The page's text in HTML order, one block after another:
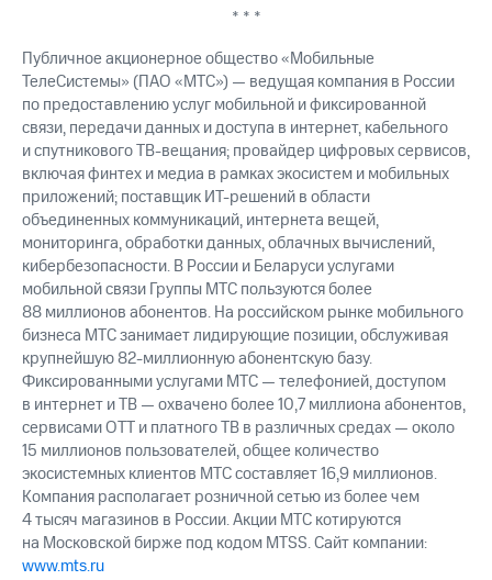
* * *
Публичное акционерное общество «Мобильные
ТелеСистемы» (ПАО «МТС») — ведущая компания в России
по предоставлению услуг мобильной и фиксированной
связи, передачи данных и доступа в интернет, кабельного
и спутникового ТВ-вещания; провайдер цифровых сервисов,
включая финтех и медиа в рамках экосистем и мобильных
приложений; поставщик ИТ-решений в области
объединенных коммуникаций, интернета вещей,
мониторинга, обработки данных, облачных вычислений,
кибербезопасности. В России и Беларуси услугами
мобильной связи Группы МТС пользуются более
88 миллионов абонентов. На российском рынке мобильного
бизнеса МТС занимает лидирующие позиции, обслуживая
крупнейшую 82-миллионную абонентскую базу.
Фиксированными услугами МТС — телефонией, доступом
в интернет и ТВ — охвачено более 10,7 миллиона абонентов,
сервисами OTT и платного ТВ в различных средах — около
15 миллионов пользователей, общее количество
экосистемных клиентов МТС составляет 16,9 миллионов.
Компания располагает розничной сетью из более чем
4 тысяч магазинов в России. Акции МТС котируются
на Московской бирже под кодом MTSS. Сайт компании:
www.mts.ru